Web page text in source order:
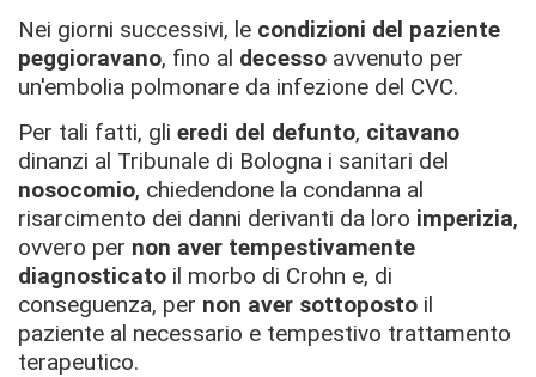
Nei giorni successivi, le condizioni del paziente
peggioravano, fino al decesso avvenuto per
un'embolia polmonare da infezione del CVC.
Per tali fatti, gli eredi del defunto, citavano
dinanzi al Tribunale di Bologna i sanitari del
nosocomio, chiedendone la condanna al
risarcimento dei danni derivanti da loro imperizia,
ovvero per non aver tempestivamente
diagnosticato il morbo di Crohn e, di
conseguenza, per non aver sottoposto il
paziente al necessario e tempestivo trattamento
terapeutico.